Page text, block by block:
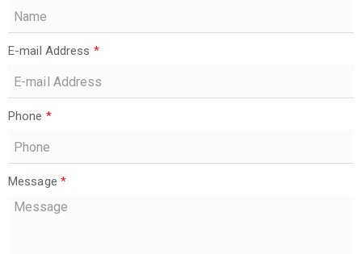
E-mail Address *
Phone *
Message *